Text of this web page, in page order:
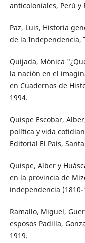
anticoloniales, Perú y
Paz, Luis, Historia
de la Independencia,
Quijada, Mónica
la nación en el
en Cuadernos de
1994.
Quispe Escobar,
política y vida
Editorial El País,
Quispe, Alber y
en la provincia de
independencia (1810-
Ramallo, Miguel,
esposos Padilla,
1919.